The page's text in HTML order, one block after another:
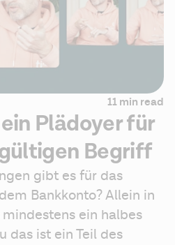
11 min read
Plädoyer für
Begriff
gibt es für das
Bankkonto? Allein in
ein halbes
das ist ein Teil des